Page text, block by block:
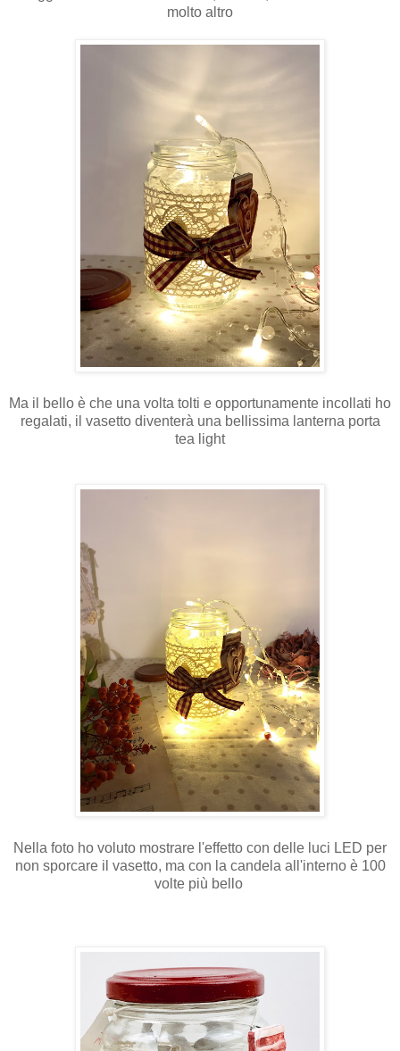
molto altro
Ma il bello è che una volta tolti e opportunamente incollati ho
regalati, il vasetto diventerà una bellissima lanterna porta
tea light
Nella foto ho voluto mostrare l'effetto con delle luci LED per
non sporcare il vasetto, ma con la candela all'interno è 100
volte più bello